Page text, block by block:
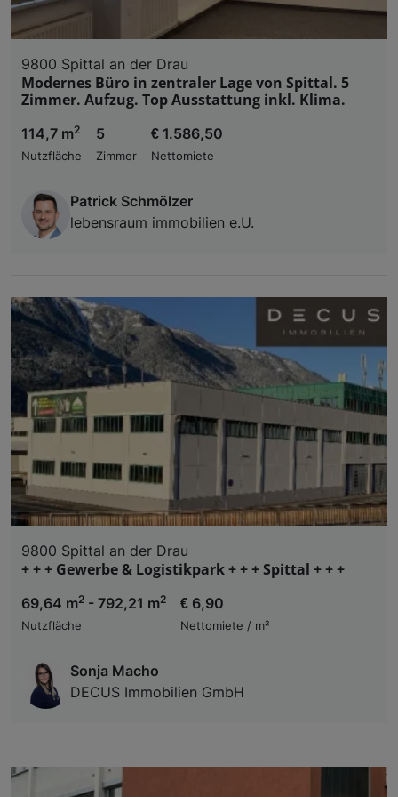
9800 Spittal an der Drau
Modernes Büro in zentraler Lage von Spittal. 5
Zimmer. Aufzug. Top Ausstattung inkl. Klima.
114,7 m2
Nutzfläche
5
Zimmer
€ 1.586,50
Nettomiete
Patrick Schmölzer
lebensraum immobilien e.U.
9800 Spittal an der Drau
+ + + Gewerbe & Logistikpark + + + Spittal + + +
69,64 m2 - 792,21 m2
Nutzfläche
€ 6,90
Nettomiete / m²
Sonja Macho
DECUS Immobilien GmbH